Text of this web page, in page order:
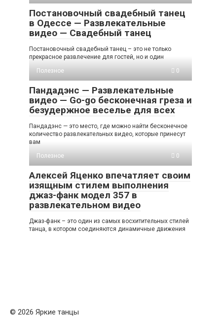
Постановочный свадебный танец
в Одессе — Развлекательные
видео — Свадебный танец
Постановочный свадебный танец – это не только
прекрасное развлечение для гостей, но и один
Полезное
0
Пандадэнс — Развлекательные
видео — Go-go бесконечная греза и
безудержное веселье для всех
Пандадэнс — это место, где можно найти бесконечное
количество развлекательных видео, которые принесут
вам
Полезное
0
Алексей Яценко впечатляет своим
изящным стилем выполнения
джаз-фанк модел 357 в
развлекательном видео
Джаз-фанк – это один из самых восхитительных стилей
танца, в котором соединяются динамичные движения
© 2026 Яркие танцы